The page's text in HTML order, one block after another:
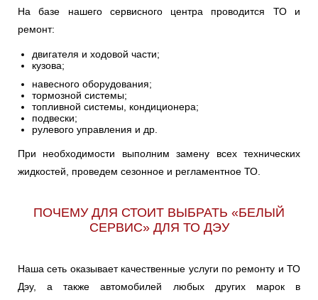
На базе нашего сервисного центра проводится ТО и
ремонт:
двигателя и ходовой части;
кузова;
навесного оборудования;
тормозной системы;
топливной системы, кондиционера;
подвески;
рулевого управления и др.
При необходимости выполним замену всех технических
жидкостей, проведем сезонное и регламентное ТО.
ПОЧЕМУ ДЛЯ СТОИТ ВЫБРАТЬ «БЕЛЫЙ
СЕРВИС» ДЛЯ ТО ДЭУ
Наша сеть оказывает качественные услуги по ремонту и ТО
Дэу, а также автомобилей любых других марок в